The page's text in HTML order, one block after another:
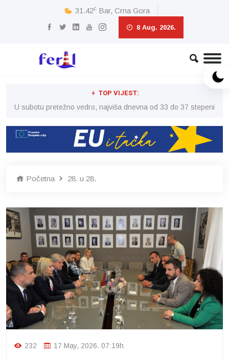
31.42c Bar, Crna Gora
8 Aug. 2026.
TOP VIJEST:
U subotu pretežno vedro, najviša dnevna od 33 do 37 stepeni
Početna 28. u 28.
232 17 May, 2026. 07:19h